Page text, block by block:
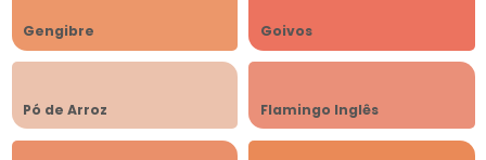
Gengibre Goivos
Pó de Arroz Flamingo Inglês